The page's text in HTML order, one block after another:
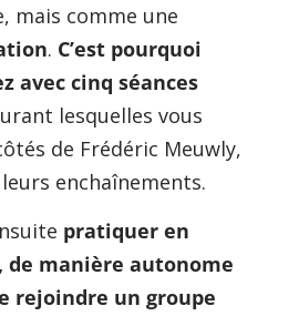
. C’est pourquoi
avec cinq séances
lesquelles vous
de Frédéric Meuwly,
enchaînements.
pratiquer en
manière autonome
rejoindre un groupe